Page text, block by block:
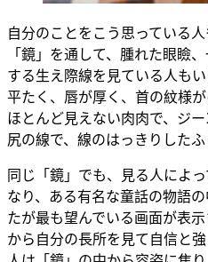
自分のことをこう思っている
「鏡」を通して、腫れた眼瞼
する生え際線を見ている人も
平たく、唇が厚く、首の紋様
ほとんど見えない肉肉で、ジ
尻の線で、線のはっきりした
同じ「鏡」でも、見る人によ
なり、ある有名な童話の物語
たが最も望んでいる画面が表
から自分の長所を見て自信と